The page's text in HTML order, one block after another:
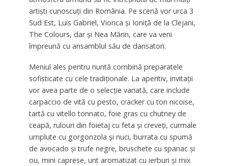
artiști cunoscuți din România. Pe scenă vor urca 3
Sud Est, Luis Gabriel, Viorica și Ioniță de la Clejani,
The Colours, dar și Nea Mărin, care va veni
împreună cu ansamblul său de dansatori.
Meniul ales pentru nuntă combină preparatele
sofisticate cu cele tradiționale. La aperitiv, invitații
vor avea parte de o selecție variată, care include
carpaccio de vită cu pesto, cracker cu ton nicoise,
tartă cu vitello tonnato, foie gras cu chutney de
ceapă, rulouri din foietaj cu feta și creveți, curmale
umplute cu gorgonzola și nuci, burrata cu spumă
de avocado și trufe negre, bruschete cu spanac și
ou, mini caprese, unt aromatizat cu ierburi și mix